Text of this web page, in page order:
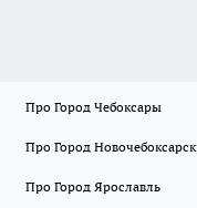
Про Город Чебоксары
Про Город Новочебоксарск
Про Город Ярославль